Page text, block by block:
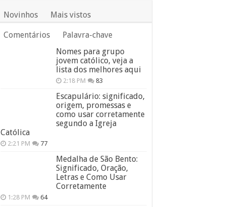
Novinhos Mais vistos
Comentários
Palavra-chave
Nomes para grupo
jovem católico, veja a
lista dos melhores aqui
2:18 PM 83
Escapulário: significado,
origem, promessas e
como usar corretamente
segundo a Igreja
Católica
2:21 PM 77
Medalha de São Bento:
Significado, Oração,
Letras e Como Usar
Corretamente
1:28 PM 64